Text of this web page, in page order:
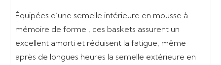
Équipées d’une semelle intérieure en mousse à
mémoire de forme , ces baskets assurent un
excellent amorti et réduisent la fatigue, même
après de longues heures la semelle extérieure en